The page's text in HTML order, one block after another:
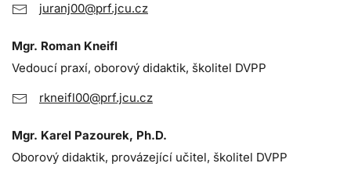
juranj00@prf.jcu.cz
Mgr. Roman Kneifl
Vedoucí praxí, oborový didaktik, školitel DVPP
rkneifl00@prf.jcu.cz
Mgr. Karel Pazourek, Ph.D.
Oborový didaktik, provázející učitel, školitel DVPP